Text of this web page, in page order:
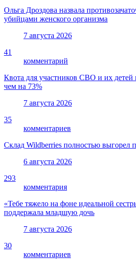
Ольга Дроздова назвала
убийцами женского организма
7 августа 2026
41
комментарий
Квота для участников СВО и их детей
чем на 73%
7 августа 2026
35
комментариев
Склад Wildberries полностью выгорел
6 августа 2026
293
комментария
«Тебе тяжело на фоне идеальной
поддержала младшую дочь
7 августа 2026
30
комментариев